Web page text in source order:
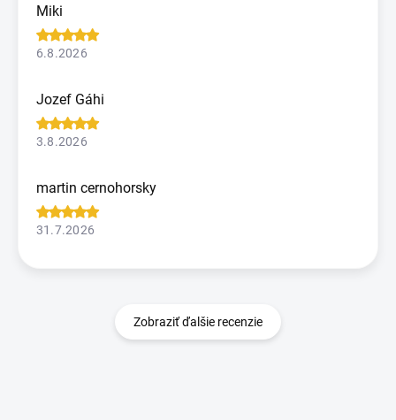
Miki
6.8.2026
Jozef Gáhi
3.8.2026
martin cernohorsky
31.7.2026
Zobraziť ďalšie recenzie